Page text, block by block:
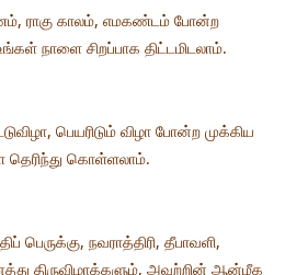
ராகு காலம், எமகண்டம் போன்ற
நாளை சிறப்பாக திட்டமிடலாம்.
பெயரிடும் விழா போன்ற முக்கிய
தெரிந்து கொள்ளலாம்.
பெருக்கு, நவராத்திரி, தீபாவளி,
திருவிழாக்களும், அவற்றின் ஆன்மீக